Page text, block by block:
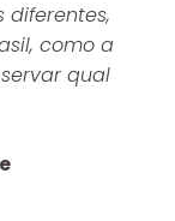
diferentes,
como a
qual